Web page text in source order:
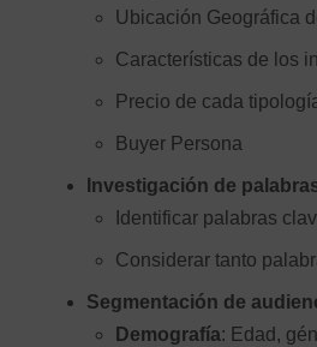
Ubicación Geográfica
Características de los
Precio de cada
Buyer Persona
Investigación de
Identificar palabras
Considerar tanto
Segmentación de
Demografía: Edad,